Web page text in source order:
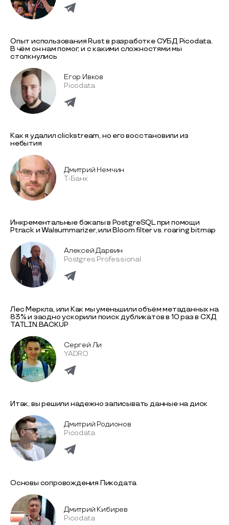
Опыт использования Rust в разработке СУБД Picodata.
В чём он нам помог, и с какими сложностями мы
столкнулись
Егор Ивков
Picodata
Как я удалил clickstream, но его восстановили из
небытия
Дмитрий Немчин
Т-Банк
Инкрементальные бэкапы в PostgreSQL при помощи
Ptrack и Walsummarizer, или Bloom filter vs. roaring bitmap
Алексей Дарвин
Postgres Professional
Лес Меркла, или Как мы уменьшили объём метаданных на
83% и заодно ускорили поиск дубликатов в 10 раз в СХД
TATLIN.BACKUP
Сергей Ли
YADRO
Итак, вы решили надежно записывать данные на диск
Дмитрий Родионов
Picodata
Основы сопровождения Пикодата
Дмитрий Кибирев
Picodata